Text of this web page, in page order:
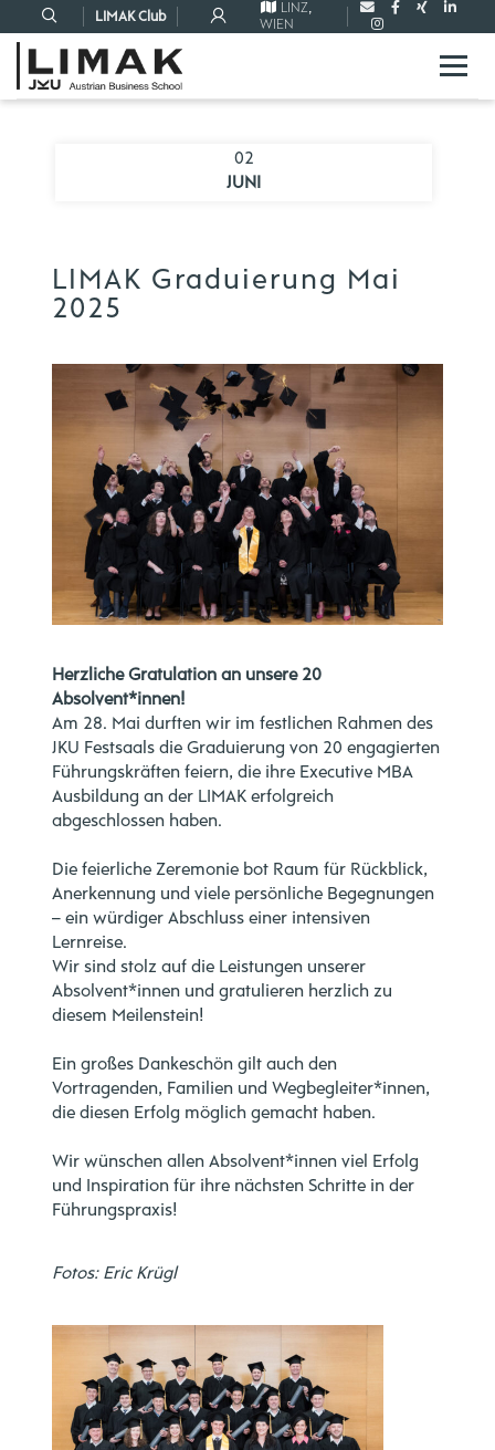
LIMAK Club
LINZ,
WIEN
02
JUNI
LIMAK Graduierung Mai
2025
Herzliche Gratulation an unsere 20
Absolvent*innen!
Am 28. Mai durften wir im festlichen Rahmen des
JKU Festsaals die Graduierung von 20 engagierten
Führungskräften feiern, die ihre Executive MBA
Ausbildung an der LIMAK erfolgreich
abgeschlossen haben.
Die feierliche Zeremonie bot Raum für Rückblick,
Anerkennung und viele persönliche Begegnungen
– ein würdiger Abschluss einer intensiven
Lernreise.
Wir sind stolz auf die Leistungen unserer
Absolvent*innen und gratulieren herzlich zu
diesem Meilenstein!
Ein großes Dankeschön gilt auch den
Vortragenden, Familien und Wegbegleiter*innen,
die diesen Erfolg möglich gemacht haben.
Wir wünschen allen Absolvent*innen viel Erfolg
und Inspiration für ihre nächsten Schritte in der
Führungspraxis!
Fotos: Eric Krügl